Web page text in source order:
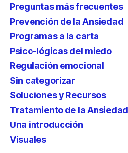
Preguntas más frecuentes
Prevención de la Ansiedad
Programas a la carta
Psico-lógicas del miedo
Regulación emocional
Sin categorizar
Soluciones y Recursos
Tratamiento de la Ansiedad
Una introducción
Visuales